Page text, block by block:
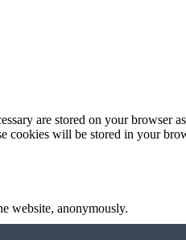
are stored on your browser
cookies will be stored in your
website, anonymously.